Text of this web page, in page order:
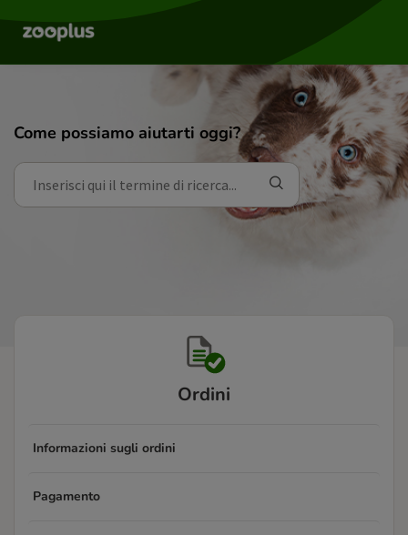
Come possiamo aiutarti oggi?
Ordini
Informazioni sugli ordini
Pagamento